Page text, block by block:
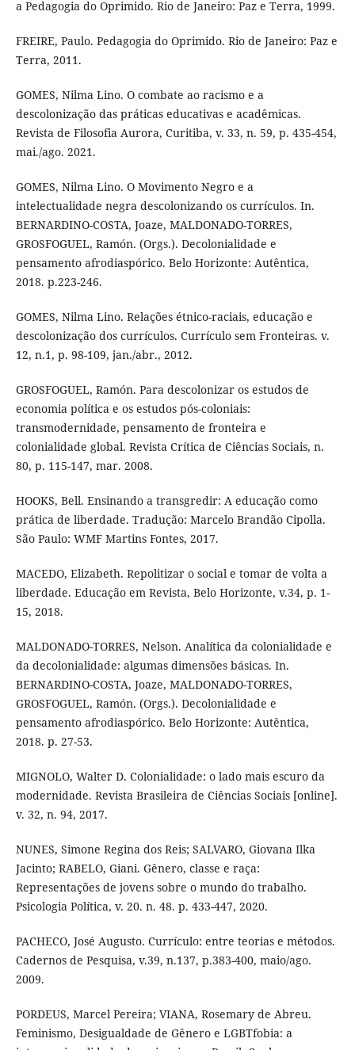
a Pedagogia do Oprimido. Rio de Janeiro: Paz e Terra, 1999.
FREIRE, Paulo. Pedagogia do Oprimido. Rio de Janeiro: Paz e
Terra, 2011.
GOMES, Nilma Lino. O combate ao racismo e a
descolonização das práticas educativas e acadêmicas.
Revista de Filosofia Aurora, Curitiba, v. 33, n. 59, p. 435-454,
mai./ago. 2021.
GOMES, Nilma Lino. O Movimento Negro e a
intelectualidade negra descolonizando os currículos. In.
BERNARDINO-COSTA, Joaze, MALDONADO-TORRES,
GROSFOGUEL, Ramón. (Orgs.). Decolonialidade e
pensamento afrodiaspórico. Belo Horizonte: Autêntica,
2018. p.223-246.
GOMES, Nilma Lino. Relações étnico-raciais, educação e
descolonização dos currículos. Currículo sem Fronteiras. v.
12, n.1, p. 98-109, jan./abr., 2012.
GROSFOGUEL, Ramón. Para descolonizar os estudos de
economia política e os estudos pós-coloniais:
transmodernidade, pensamento de fronteira e
colonialidade global. Revista Crítica de Ciências Sociais, n.
80, p. 115-147, mar. 2008.
HOOKS, Bell. Ensinando a transgredir: A educação como
prática de liberdade. Tradução: Marcelo Brandão Cipolla.
São Paulo: WMF Martins Fontes, 2017.
MACEDO, Elizabeth. Repolitizar o social e tomar de volta a
liberdade. Educação em Revista, Belo Horizonte, v.34, p. 1-
15, 2018.
MALDONADO-TORRES, Nelson. Analítica da colonialidade e
da decolonialidade: algumas dimensões básicas. In.
BERNARDINO-COSTA, Joaze, MALDONADO-TORRES,
GROSFOGUEL, Ramón. (Orgs.). Decolonialidade e
pensamento afrodiaspórico. Belo Horizonte: Autêntica,
2018. p. 27-53.
MIGNOLO, Walter D. Colonialidade: o lado mais escuro da
modernidade. Revista Brasileira de Ciências Sociais [online].
v. 32, n. 94, 2017.
NUNES, Simone Regina dos Reis; SALVARO, Giovana Ilka
Jacinto; RABELO, Giani. Gênero, classe e raça:
Representações de jovens sobre o mundo do trabalho.
Psicologia Política, v. 20. n. 48. p. 433-447, 2020.
PACHECO, José Augusto. Currículo: entre teorias e métodos.
Cadernos de Pesquisa, v.39, n.137, p.383-400, maio/ago.
2009.
PORDEUS, Marcel Pereira; VIANA, Rosemary de Abreu.
Feminismo, Desigualdade de Gênero e LGBTfobia: a